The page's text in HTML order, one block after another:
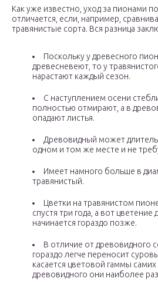
Как уже известно, уход за пионами
отличается, если, например,
травянистые сорта. Вся разница
Поскольку у древесного
древесневеют, то у
нарастают каждый сезон.
С наступлением осени
полностью отмирают, а в
опадают листья.
Древовидный может
одном и том же месте и не
Имеет намного больше в
травянистый.
Цветки на травянистом
спустя три года, а вот цветение
начинается гораздо позже.
В отличие от древовидного
гораздо легче переносит
касается цветовой гаммы самих
древовидного они наиболее